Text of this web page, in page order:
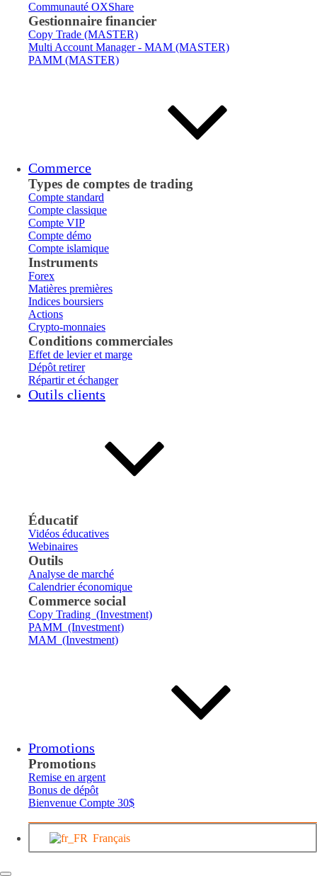
Communauté OXShare
Gestionnaire financier
Copy Trade (MASTER)
Multi Account Manager - MAM (MASTER)
PAMM (MASTER)
Commerce
Types de comptes de trading
Compte standard
Compte classique
Compte VIP
Compte démo
Compte islamique
Instruments
Forex
Matières premières
Indices boursiers
Actions
Crypto-monnaies
Conditions commerciales
Effet de levier et marge
Dépôt retirer
Répartir et échanger
Outils clients
Éducatif
Vidéos éducatives
Webinaires
Outils
Analyse de marché
Calendrier économique
Commerce social
Copy Trading (Investment)
PAMM (Investment)
MAM (Investment)
Promotions
Promotions
Remise en argent
Bonus de dépôt
Bienvenue Compte 30$
Français